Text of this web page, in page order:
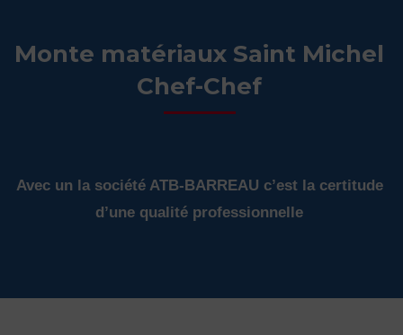
Monte matériaux Saint Michel
Chef-Chef
Avec un la société ATB-BARREAU c’est la certitude
d’une qualité professionnelle